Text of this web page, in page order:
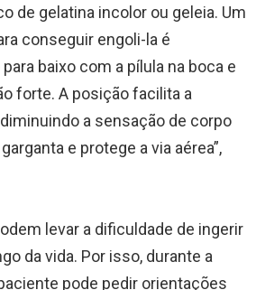
de gelatina incolor ou geleia. Um
conseguir engoli-la é
baixo com a pílula na boca e
forte. A posição facilita a
a sensação de corpo
e protege a via aérea”,
levar a dificuldade de ingerir
da vida. Por isso, durante a
pode pedir orientações